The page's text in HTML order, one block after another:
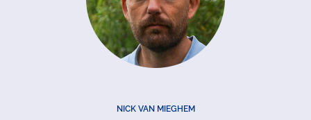
NICK VAN MIEGHEM